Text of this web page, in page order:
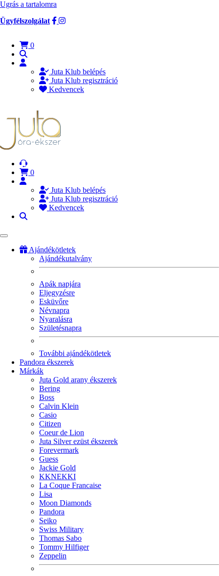
Ugrás a tartalomra
Ügyfélszolgálat
0
Juta Klub belépés
Juta Klub regisztráció
Kedvencek
0
Juta Klub belépés
Juta Klub regisztráció
Kedvencek
Ajándékötletek
Ajándékutalvány
Apák napjára
Eljegyzésre
Esküvőre
Névnapra
Nyaralásra
Születésnapra
További ajándékötletek
Pandora ékszerek
Márkák
Juta Gold arany ékszerek
Bering
Boss
Calvin Klein
Casio
Citizen
Coeur de Lion
Juta Silver ezüst ékszerek
Forevermark
Guess
Jackie Gold
KKNEKKI
La Coque Francaise
Lisa
Moon Diamonds
Pandora
Seiko
Swiss Military
Thomas Sabo
Tommy Hilfiger
Zeppelin